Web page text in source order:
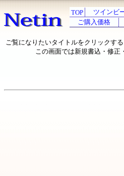
TOP ツインビ
ご購入価格
ご覧になりたいタイトルをクリックす
この画面では新規書込・修正